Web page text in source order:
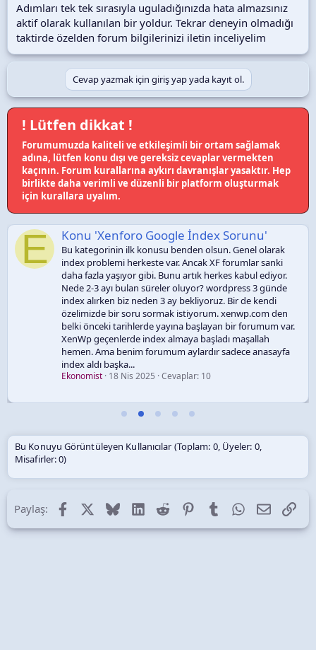
Adımları tek tek sırasıyla uguladığınızda hata almazsınız
aktif olarak kullanılan bir yoldur. Tekrar deneyin olmadığı
taktirde özelden forum bilgilerinizi iletin inceliyelim
Cevap yazmak için giriş yap yada kayıt ol.
! Lütfen dikkat !
Forumumuzda kaliteli ve etkileşimli bir ortam sağlamak
adına, lütfen konu dışı ve gereksiz cevaplar vermekten
kaçının. Forum kurallarına aykırı davranışlar yasaktır. Hep
birlikte daha verimli ve düzenli bir platform oluşturmak
için kurallara uyalım.
E Konu 'Xenforo Google İndex Sorunu'
Bu kategorinin ilk konusu benden olsun. Genel olarak
index problemi herkeste var. Ancak XF forumlar sanki
daha fazla yaşıyor gibi. Bunu artık herkes kabul ediyor.
Nede 2-3 ayı bulan süreler oluyor? wordpress 3 günde
index alırken biz neden 3 ay bekliyoruz. Bir de kendi
özelimizde bir soru sormak istiyorum. xenwp.com den
belki önceki tarihlerde yayına başlayan bir forumum var.
XenWp geçenlerde index almaya başladı maşallah
hemen. Ama benim forumum aylardır sadece anasayfa
index aldı başka...
Ekonomist 18 Nis 2025 Cevaplar: 10
Bu Konuyu Görüntüleyen Kullanıcılar (Toplam: 0, Üyeler: 0,
Misafirler: 0)
Paylaş: FacebookX (Twitter)
BlueskyLinkedInReddit PinterestTumblr WhatsApp
E-postaLink